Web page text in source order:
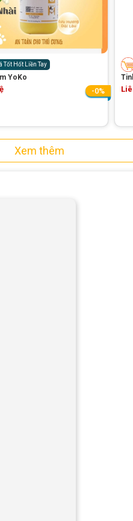
Tốt Hốt Liền Tay
YoKo
-0%
Xem thêm